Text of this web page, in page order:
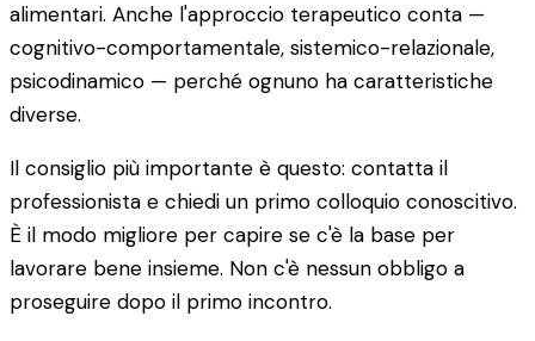
alimentari. Anche l'approccio terapeutico conta —
cognitivo-comportamentale, sistemico-relazionale,
psicodinamico — perché ognuno ha caratteristiche
diverse.
Il consiglio più importante è questo: contatta il
professionista e chiedi un primo colloquio conoscitivo.
È il modo migliore per capire se c'è la base per
lavorare bene insieme. Non c'è nessun obbligo a
proseguire dopo il primo incontro.